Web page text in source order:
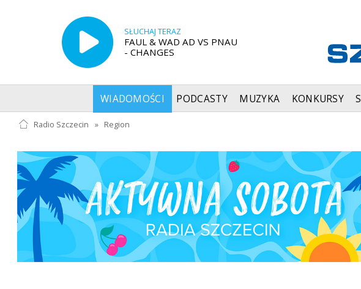
SŁUCHAJ TERAZ
FAUL & WAD AD VS PNAU
- CHANGES
WIADOMOŚCI PODCASTY MUZYKA KONKURSY
Radio Szczecin » Region